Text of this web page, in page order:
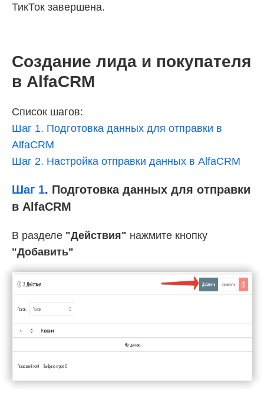
ТикТок завершена.
Создание лида и покупателя
в AlfaCRM
Список шагов:
Шаг 1. Подготовка данных для отправки в
AlfaCRM
Шаг 2. Настройка отправки данных в AlfaCRM
Шаг 1. Подготовка данных для отправки
в AlfaCRM
В разделе "Действия" нажмите кнопку
"Добавить"